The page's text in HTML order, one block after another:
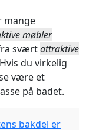
mange
møbler
sværtattraktive
du virkelig
være et
på badet.
bakdel er